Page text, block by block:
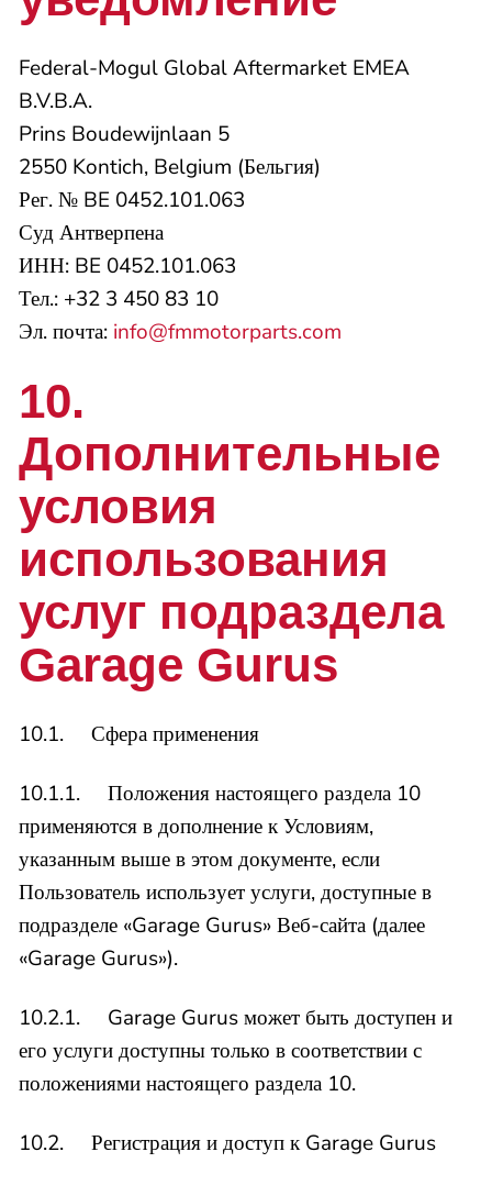
Federal-Mogul Global Aftermarket EMEA
B.V.B.A.
Prins Boudewijnlaan 5
2550 Kontich, Belgium (Бельгия)
Рег. № BE 0452.101.063
Суд Антверпена
ИНН: BE 0452.101.063
Тел.: +32 3 450 83 10
Эл. почта: info@fmmotorparts.com
10.
Дополнительные
условия
использования
услуг подраздела
Garage Gurus
10.1. Сфера применения
10.1.1. Положения настоящего раздела 10
применяются в дополнение к Условиям,
указанным выше в этом документе, если
Пользователь использует услуги, доступные в
подразделе «Garage Gurus» Веб-сайта (далее
«Garage Gurus»).
10.2.1. Garage Gurus может быть доступен и
его услуги доступны только в соответствии с
положениями настоящего раздела 10.
10.2. Регистрация и доступ к Garage Gurus